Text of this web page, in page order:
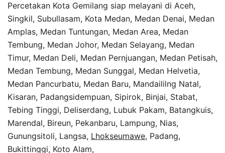
Percetakan Kota Gemilang siap melayani di Aceh,
Singkil, Subullasam, Kota Medan, Medan Denai, Medan
Amplas, Medan Tuntungan, Medan Area, Medan
Tembung, Medan Johor, Medan Selayang, Medan
Timur, Medan Deli, Medan Pernjuangan, Medan Petisah,
Medan Tembung, Medan Sunggal, Medan Helvetia,
Medan Pancurbatu, Medan Baru, Mandaililng Natal,
Kisaran, Padangsidempuan, Sipirok, Binjai, Stabat,
Tebing Tinggi, Deliserdang, Lubuk Pakam, Batangkuis,
Marendal, Bireun, Pekanbaru, Lampung, Nias,
Gunungsitoli, Langsa, Lhokseumawe, Padang,
Bukittinggi, Koto Alam,